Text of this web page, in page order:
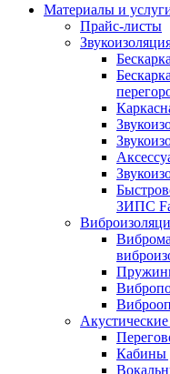
Материалы и
Прайс-листы
ЗИПС
Кабины